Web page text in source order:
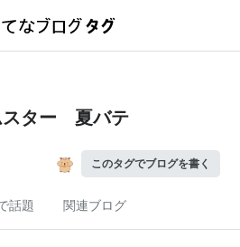
スター 夏バテ
このタグでブログを書く
話題 関連ブログ